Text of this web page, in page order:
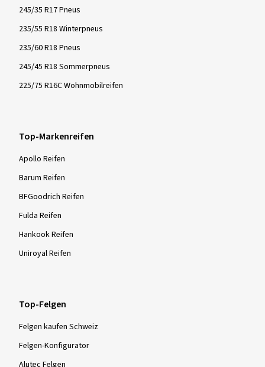
245/35 R17 Pneus
235/55 R18 Winterpneus
235/60 R18 Pneus
245/45 R18 Sommerpneus
225/75 R16C Wohnmobilreifen
Top-Markenreifen
Apollo Reifen
Barum Reifen
BFGoodrich Reifen
Fulda Reifen
Hankook Reifen
Uniroyal Reifen
Top-Felgen
Felgen kaufen Schweiz
Felgen-Konfigurator
Alutec Felgen